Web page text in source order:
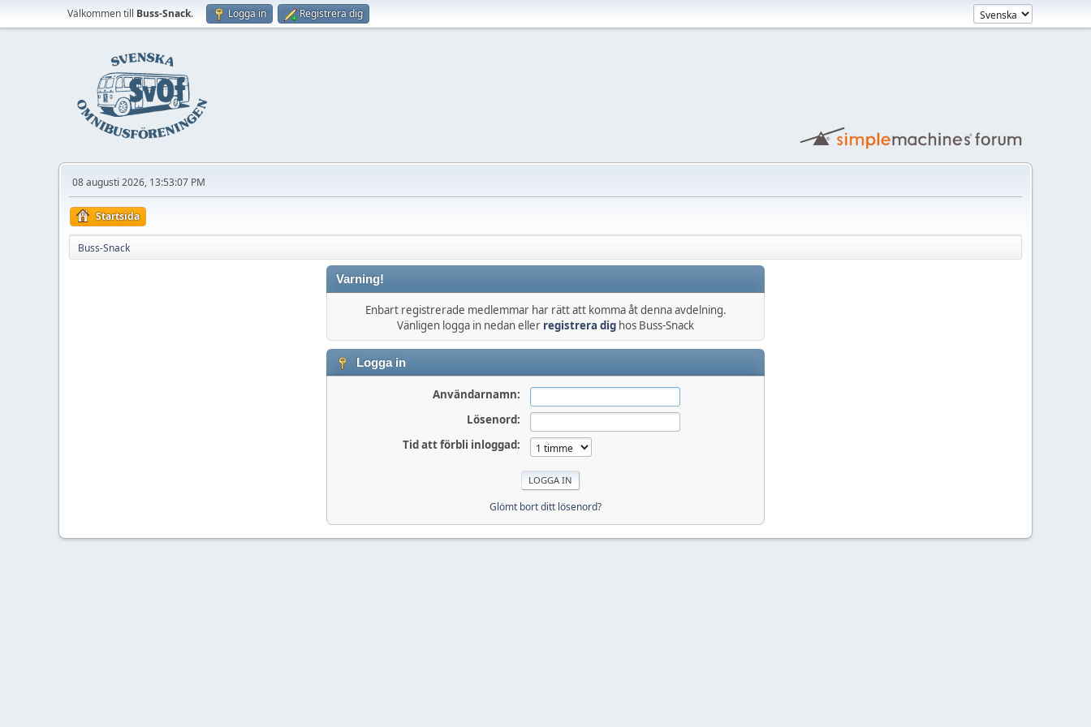
Välkommen till Buss-Snack. Logga in Registrera dig
08 augusti 2026, 13:53:07 PM
Startsida
Buss-Snack
Varning!
Enbart registrerade medlemmar har rätt att komma åt denna avdelning.
Vänligen logga in nedan eller registrera dig hos Buss-Snack
Logga in
Användarnamn:
Lösenord:
Tid att förbli inloggad:
Glömt bort ditt lösenord?